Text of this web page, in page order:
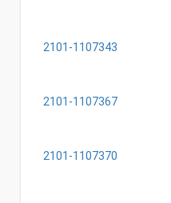
2101-1107343
2101-1107367
2101-1107370